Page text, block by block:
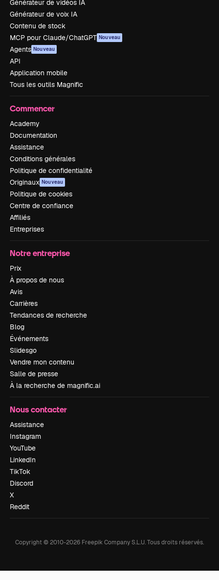
Générateur de vidéos IA
Générateur de voix IA
Contenu de stock
MCP pour Claude/ChatGPT Nouveau
Agents Nouveau
API
Application mobile
Tous les outils Magnific
Commencer
Academy
Documentation
Assistance
Conditions générales
Politique de confidentialité
Originaux Nouveau
Politique de cookies
Centre de confiance
Affiliés
Entreprises
Notre entreprise
Prix
À propos de nous
Avis
Carrières
Tendances de recherche
Blog
Événements
Slidesgo
Vendre mon contenu
Salle de presse
À la recherche de magnific.ai
Nous contacter
Assistance
Instagram
YouTube
LinkedIn
TikTok
Discord
X
Reddit
Copyright © 2010-2026 Freepik Company S.L.U.Tous droits réservés.